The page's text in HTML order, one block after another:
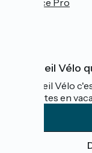
Accueil Vélo
Accueil Vélo
cyclistes en